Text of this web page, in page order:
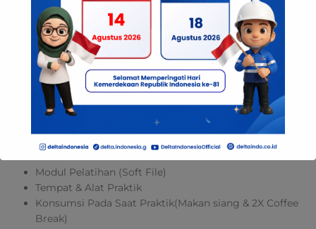
fungsi tubuh yang dapat menyebabkan bahaya saat
bekerja di ketinggian (Surat Kesehatan dari Dokter)
Melampirkan fotocopy KTP
Surat rekomendasi/permohonan dari perusahaan
Melampirkan pas foto 4×6 & 2×3 masing-masing
sebanyak 2 lembar (background merah)
APD (Safety Shoes & Helm, dll) untuk praktik lapangan
Sertifikat, & Lisensi K3 dari Kemnaker R.I.
Modul Pelatihan (Soft File)
Tempat & Alat Praktik
Konsumsi Pada Saat Praktik(Makan siang & 2X Coffee
Break)